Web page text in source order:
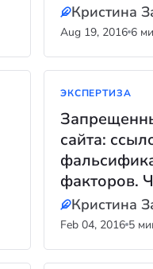
Кристина
Aug 19, 2016 6
ЭКСПЕРТИЗА
сайта:
факторов.
Кристина
Feb 04, 2016 5